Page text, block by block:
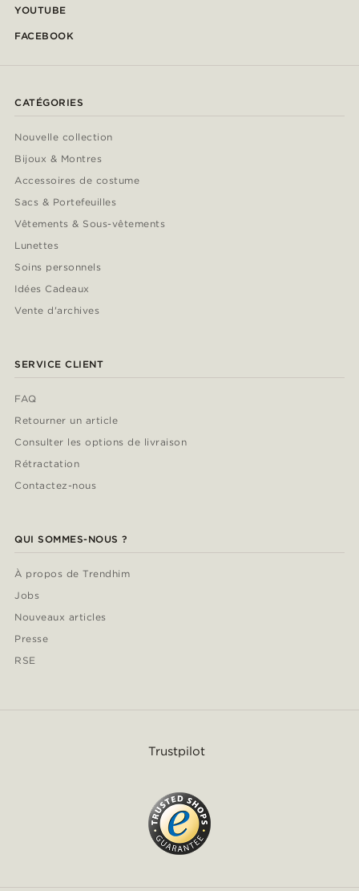
YOUTUBE
FACEBOOK
CATÉGORIES
Nouvelle collection
Bijoux & Montres
Accessoires de costume
Sacs & Portefeuilles
Vêtements & Sous-vêtements
Lunettes
Soins personnels
Idées Cadeaux
Vente d'archives
SERVICE CLIENT
FAQ
Retourner un article
Consulter les options de livraison
Rétractation
Contactez-nous
QUI SOMMES-NOUS ?
À propos de Trendhim
Jobs
Nouveaux articles
Presse
RSE
Trustpilot